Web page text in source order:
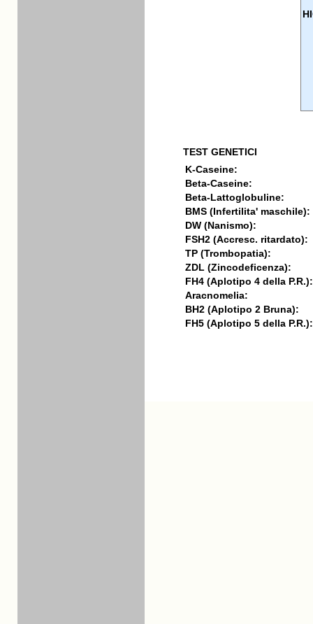
TEST GENETICI
K-Caseine:
Beta-Caseine:
Beta-Lattoglobuline:
BMS (Infertilita' maschile):
DW (Nanismo):
FSH2 (Accresc. ritardato):
TP (Trombopatia):
ZDL (Zincodeficenza):
FH4 (Aplotipo 4 della P.R.):
Aracnomelia:
BH2 (Aplotipo 2 Bruna):
FH5 (Aplotipo 5 della P.R.):